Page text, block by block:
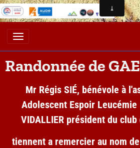
Randonnée de
Mr Régis SIÉ, bénévole à
Adolescent Espoir
VIDALLIER président du club
tiennent a remercier au nom